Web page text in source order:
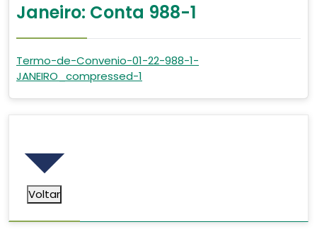
Janeiro: Conta 988-1
Termo-de-Convenio-01-22-988-1-
JANEIRO_compressed-1
Voltar